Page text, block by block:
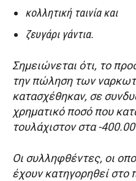
κολλητική ταινία και
ζευγάρι γάντια.
Σημειώνεται ότι, το
την πώληση των
κατασχέθηκαν, σε
χρηματικό ποσό που
τουλάχιστον στα -
Οι συλληφθέντες, οι
έχουν κατηγορηθεί στο